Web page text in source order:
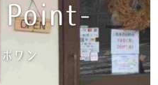
Point-
ワン